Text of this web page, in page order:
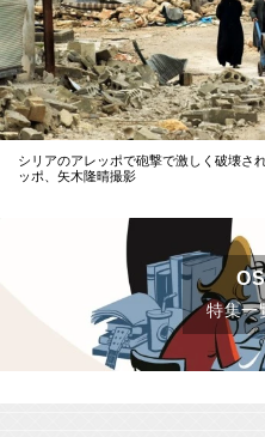
シリアのアレッポで砲撃で激しく破壊さ
ッポ、矢木隆晴撮影
特集一